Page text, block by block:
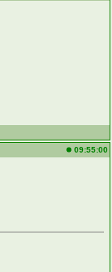
09:55:00